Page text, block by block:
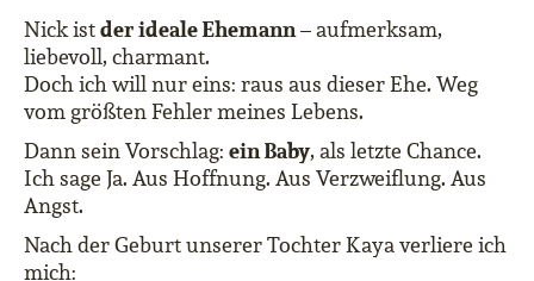
Nick istderideale Ehemann– aufmerksam,
liebevoll, charmant.
Doch ich will nur eins: raus aus dieser Ehe. Weg
vom größten Fehler meines Lebens.
Dann sein Vorschlag: ein Baby, als letzte Chance.
Ich sage Ja. Aus Hoffnung. Aus Verzweiflung. Aus
Angst.
Nach der Geburt unserer Tochter Kaya verliere ich
mich: